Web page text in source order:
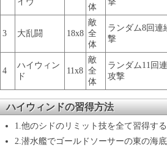
体
3 大乱闘 18x8
敵
全
体
ランダム8回連
撃
4
ハイウィン
ド
11x8
敵
全
体
ランダム11回
攻撃
ハイウィンドの習得方法
1.他のシドのリミット技を全て習得する
2.潜水艦でゴールドソーサーの東の海